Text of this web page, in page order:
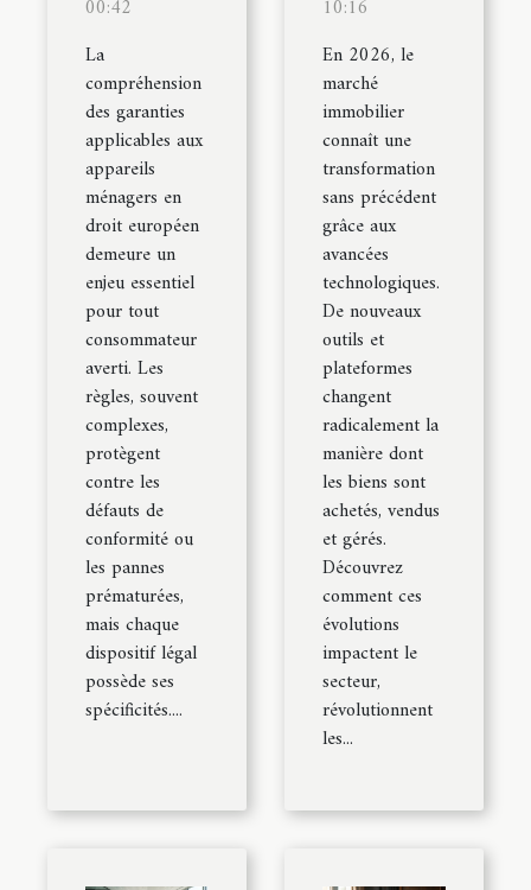
00:42
La
compréhension
des garanties
applicables aux
appareils
ménagers en
droit européen
demeure un
enjeu essentiel
pour tout
consommateur
averti. Les
règles, souvent
complexes,
protègent
contre les
défauts de
conformité ou
les pannes
prématurées,
mais chaque
dispositif légal
possède ses
spécificités....
10:16
En 2026, le
marché
immobilier
connaît une
transformation
sans précédent
grâce aux
avancées
technologiques.
De nouveaux
outils et
plateformes
changent
radicalement la
manière dont
les biens sont
achetés, vendus
et gérés.
Découvrez
comment ces
évolutions
impactent le
secteur,
révolutionnent
les...